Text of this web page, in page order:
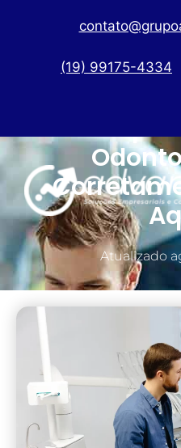
(19) 99175-4334
Precifique
Atualizado